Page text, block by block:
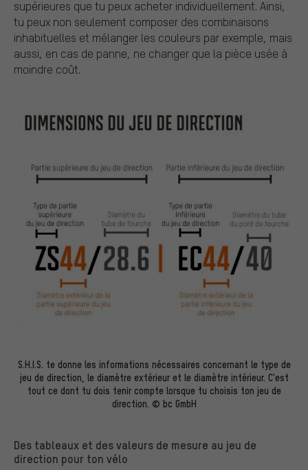
supérieures que tu peux acheter individuellement. Ainsi,
tu peux non seulement composer des combinaisons
inhabituelles et mélanger les couleurs par exemple, mais
aussi, en cas de panne, ne changer que la pièce usée à
moindre coût.
S.H.I.S. te donne les informations nécessaires concernant le type de
jeu de direction, le diamètre extérieur et le diamètre intérieur. C'est
tout ce dont tu dois tenir compte lorsque tu choisis ton jeu de
direction. © bc GmbH
Des tableaux et des valeurs de mesure au jeu de
direction pour ton vélo